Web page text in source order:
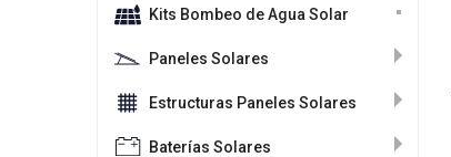
Kits Bombeo de Agua Solar
Paneles Solares
Estructuras Paneles Solares
Baterías Solares